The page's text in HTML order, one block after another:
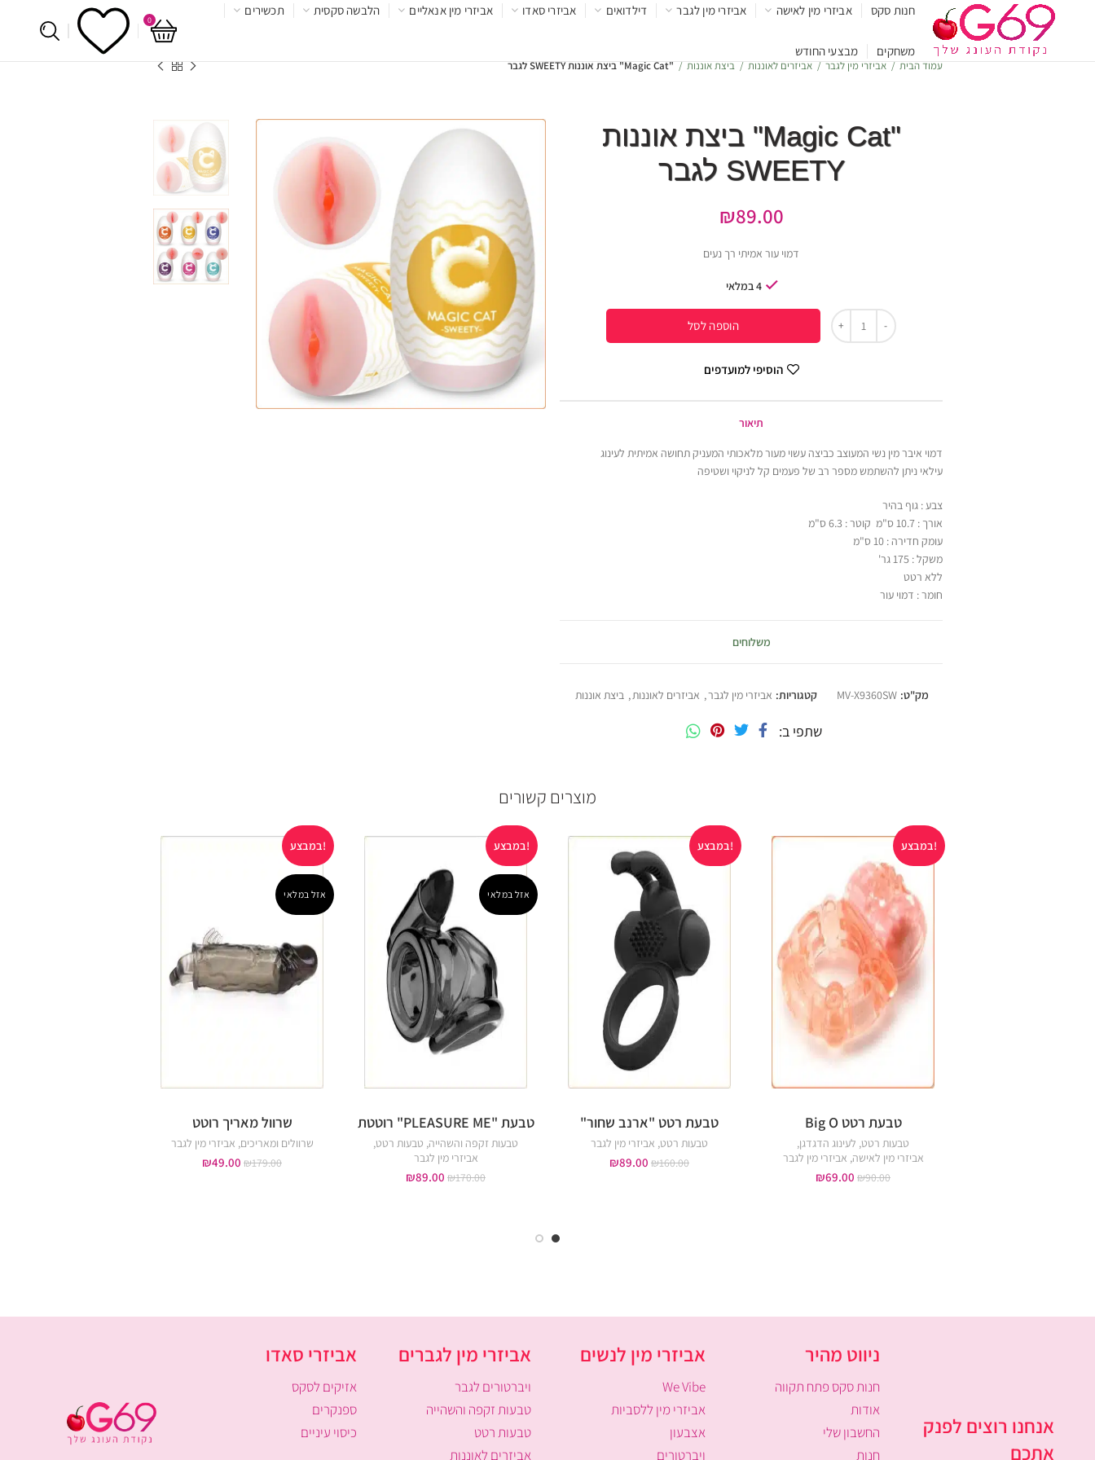
חנות סקס אביזרי מין לאישה אביזרי מין לגבר דילדואים אביזרי סאדו אביזרי מין אנאליים הלבשה סקסית תכשירים
משחקים מבצעי החודש
0
עמוד הבית אביזרי מין לגבר אביזרים לאוננות ביצת אוננות "Magic Cat" ביצת אוננות SWEETY לגבר
"Magic Cat" ביצת אוננות
SWEETY לגבר
₪89.00
דמוי עור אמיתי רך נעים
4 במלאי
הוספה לסל
הוסיפי למועדפים
תיאור
דמוי איבר מין נשי המעוצב כביצה עשוי מעור מלאכותי המעניק תחושה אמיתית לעינוג
עילאי ניתן להשתמש מספר רב של פעמים קל לניקוי ושטיפה
צבע : גוף בהיר
אורך : 10.7 ס"מ קוטר : 6.3 ס"מ
עומק חדירה : 10 ס"מ
משקל : 175 גר'
ללא רטט
חומר : דמוי עור
משלוחים
מק"ט: MV-X9360SW קטגוריות: אביזרי מין לגבר, אביזרים לאוננות, ביצת אוננות
שתפי ב
מוצרים קשורים
במבצע!
טבעת רטט Big O
טבעות רטט, לעינוג הדגדגן,
אביזרי מין לאישה, אביזרי מין לגבר
₪90.00
₪69.00
במבצע!
טבעת רטט "ארנב שחור"
טבעות רטט, אביזרי מין לגבר
₪160.00
₪89.00
במבצע!
אזל במלאי
טבעת "PLEASURE ME" רוטטת
טבעות זקפה והשהייה, טבעות רטט,
אביזרי מין לגבר
₪170.00
₪89.00
במבצע!
אזל במלאי
שרוול מאריך רוטט
שרוולים ומאריכים, אביזרי מין לגבר
₪179.00
₪49.00
אנחנו רוצים לפנק
אתכם
ניווט מהיר
חנות סקס פתח תקווה
אודות
החשבון שלי
חנות
אביזרי מין לנשים
We Vibe
אביזרי מין ללסביות
אצבעון
ויברטורים
אביזרי מין לגברים
ויברטורים לגבר
טבעות זקפה והשהייה
טבעות רטט
אביזרים לאוננות
אביזרי סאדו
אזיקים לסקס
ספנקרים
כיסוי עיניים